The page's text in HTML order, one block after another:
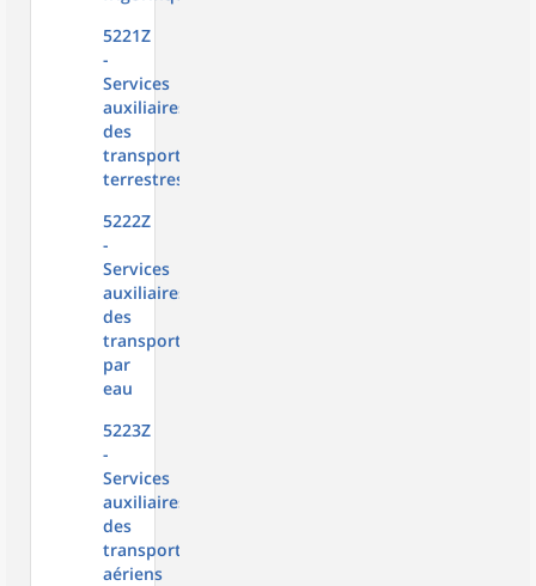
5221Z
-
Services
auxiliaires
des
transports
terrestres
5222Z
-
Services
auxiliaires
des
transports
par
eau
5223Z
-
Services
auxiliaires
des
transports
aériens